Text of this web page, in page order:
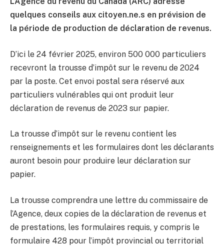
quelques conseils aux citoyen.ne.s en prévision de
la période de production de déclaration de revenus.
D’ici le 24 février 2025, environ 500 000 particuliers
recevront la trousse d’impôt sur le revenu de 2024
par la poste. Cet envoi postal sera réservé aux
particuliers vulnérables qui ont produit leur
déclaration de revenus de 2023 sur papier.
La trousse d’impôt sur le revenu contient les
renseignements et les formulaires dont les déclarants
auront besoin pour produire leur déclaration sur
papier.
La trousse comprendra une lettre du commissaire de
l’Agence, deux copies de la déclaration de revenus et
de prestations, les formulaires requis, y compris le
formulaire 428 pour l’impôt provincial ou territorial